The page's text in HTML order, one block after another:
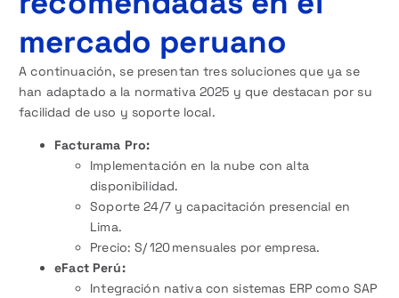
mercado peruano
A continuación, se presentan tres soluciones que ya se
han adaptado a la normativa 2025 y que destacan por su
facilidad de uso y soporte local.
Facturama Pro:
Implementación en la nube con alta
disponibilidad.
Soporte 24/7 y capacitación presencial en
Lima.
Precio: S/ 120 mensuales por empresa.
eFact Perú:
Integración nativa con sistemas ERP como SAP